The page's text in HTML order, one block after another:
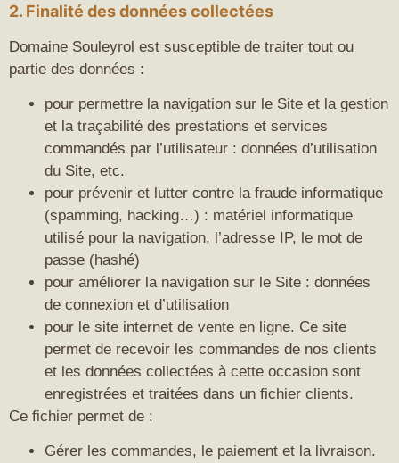
2. Finalité des données collectées
Domaine Souleyrol est susceptible de traiter tout ou
partie des données :
pour permettre la navigation sur le Site et la gestion
et la traçabilité des prestations et services
commandés par l’utilisateur : données d’utilisation
du Site, etc.
pour prévenir et lutter contre la fraude informatique
(spamming, hacking…) : matériel informatique
utilisé pour la navigation, l’adresse IP, le mot de
passe (hashé)
pour améliorer la navigation sur le Site : données
de connexion et d’utilisation
pour le site internet de vente en ligne. Ce site
permet de recevoir les commandes de nos clients
et les données collectées à cette occasion sont
enregistrées et traitées dans un fichier clients.
Ce fichier permet de :
Gérer les commandes, le paiement et la livraison.